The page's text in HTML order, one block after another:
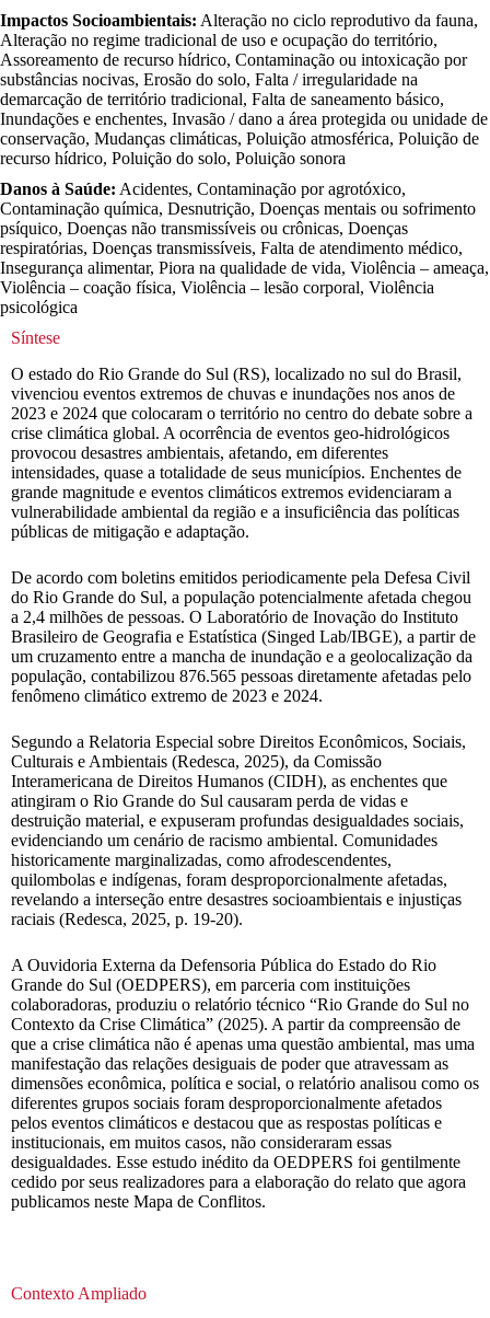
Impactos Socioambientais: Alteração no ciclo reprodutivo da fauna,
Alteração no regime tradicional de uso e ocupação do território,
Assoreamento de recurso hídrico, Contaminação ou intoxicação por
substâncias nocivas, Erosão do solo, Falta / irregularidade na
demarcação de território tradicional, Falta de saneamento básico,
Inundações e enchentes, Invasão / dano a área protegida ou unidade de
conservação, Mudanças climáticas, Poluição atmosférica, Poluição de
recurso hídrico, Poluição do solo, Poluição sonora
Danos à Saúde: Acidentes, Contaminação por agrotóxico,
Contaminação química, Desnutrição, Doenças mentais ou sofrimento
psíquico, Doenças não transmissíveis ou crônicas, Doenças
respiratórias, Doenças transmissíveis, Falta de atendimento médico,
Insegurança alimentar, Piora na qualidade de vida, Violência – ameaça,
Violência – coação física, Violência – lesão corporal, Violência
psicológica
Síntese
O estado do Rio Grande do Sul (RS), localizado no sul do Brasil,
vivenciou eventos extremos de chuvas e inundações nos anos de
2023 e 2024 que colocaram o território no centro do debate sobre a
crise climática global. A ocorrência de eventos geo-hidrológicos
provocou desastres ambientais, afetando, em diferentes
intensidades, quase a totalidade de seus municípios. Enchentes de
grande magnitude e eventos climáticos extremos evidenciaram a
vulnerabilidade ambiental da região e a insuficiência das políticas
públicas de mitigação e adaptação.
De acordo com boletins emitidos periodicamente pela Defesa Civil
do Rio Grande do Sul, a população potencialmente afetada chegou
a 2,4 milhões de pessoas. O Laboratório de Inovação do Instituto
Brasileiro de Geografia e Estatística (Singed Lab/IBGE), a partir de
um cruzamento entre a mancha de inundação e a geolocalização da
população, contabilizou 876.565 pessoas diretamente afetadas pelo
fenômeno climático extremo de 2023 e 2024.
Segundo a Relatoria Especial sobre Direitos Econômicos, Sociais,
Culturais e Ambientais (Redesca, 2025), da Comissão
Interamericana de Direitos Humanos (CIDH), as enchentes que
atingiram o Rio Grande do Sul causaram perda de vidas e
destruição material, e expuseram profundas desigualdades sociais,
evidenciando um cenário de racismo ambiental. Comunidades
historicamente marginalizadas, como afrodescendentes,
quilombolas e indígenas, foram desproporcionalmente afetadas,
revelando a interseção entre desastres socioambientais e injustiças
raciais (Redesca, 2025, p. 19-20).
A Ouvidoria Externa da Defensoria Pública do Estado do Rio
Grande do Sul (OEDPERS), em parceria com instituições
colaboradoras, produziu o relatório técnico “Rio Grande do Sul no
Contexto da Crise Climática” (2025). A partir da compreensão de
que a crise climática não é apenas uma questão ambiental, mas uma
manifestação das relações desiguais de poder que atravessam as
dimensões econômica, política e social, o relatório analisou como os
diferentes grupos sociais foram desproporcionalmente afetados
pelos eventos climáticos e destacou que as respostas políticas e
institucionais, em muitos casos, não consideraram essas
desigualdades. Esse estudo inédito da OEDPERS foi gentilmente
cedido por seus realizadores para a elaboração do relato que agora
publicamos neste Mapa de Conflitos.
Contexto Ampliado